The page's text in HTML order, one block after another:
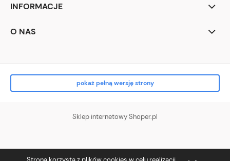
INFORMACJE
O NAS
pokaż pełną wersję strony
Sklep internetowy Shoper.pl